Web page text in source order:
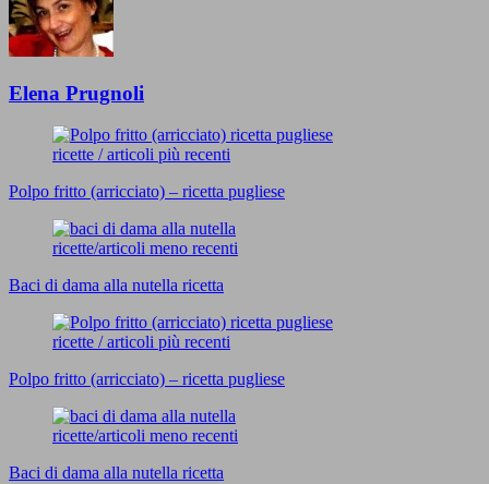
Elena Prugnoli
ricette / articoli più recenti
Polpo fritto (arricciato) – ricetta pugliese
ricette/articoli meno recenti
Baci di dama alla nutella ricetta
ricette / articoli più recenti
Polpo fritto (arricciato) – ricetta pugliese
ricette/articoli meno recenti
Baci di dama alla nutella ricetta